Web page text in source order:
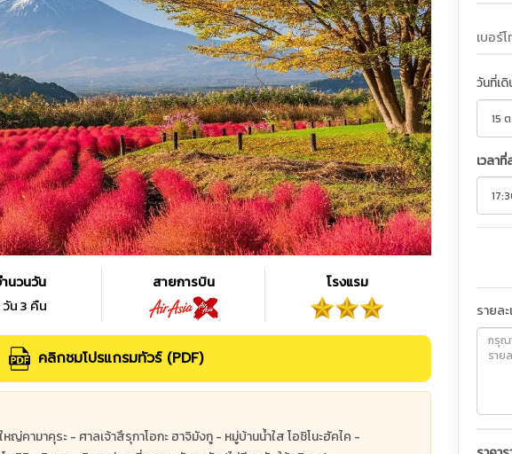
นวนวัน
วัน 3 คืน
สายการบิน โรงแรม
คลิกชมโปรแกรมทัวร์ (PDF)
ญ่คามาคุระ - ศาลเจ้าสึรุกาโอกะ ฮาจิมังกู - หมู่บ้านน้ำใส โอชิโนะฮัคไค -
วันที่เ
เวลา
รายล